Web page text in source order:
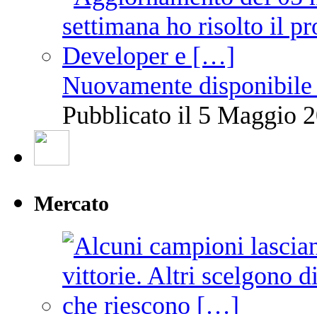
Nuovamente
Pubblicato il 5 Maggio
Mercato